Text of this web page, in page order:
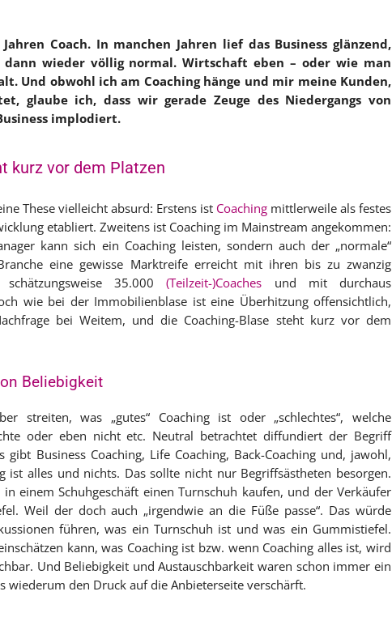
Coach. In manchen Jahren lief das Business glänzend,
dann wieder völlig normal. Wirtschaft eben – oder wie man
Und obwohl ich am Coaching hänge und mir meine Kunden,
glaube ich, dass wir gerade Zeuge des Niedergangs von
implodiert.
kurz vor dem Platzen
These vielleicht absurd: Erstens ist Coaching mittlerweile als festes
etabliert. Zweitens ist Coaching im Mainstream angekommen:
kann sich ein Coaching leisten, sondern auch der „normale“
eine gewisse Marktreife erreicht mit ihren bis zu zwanzig
schätzungsweise 35.000(Teilzeit-)Coaches und mit durchaus
wie bei der Immobilienblase ist eine Überhitzung offensichtlich,
bei Weitem, und die Coaching-Blase steht kurz vor dem
Beliebigkeit
streiten, was „gutes“ Coaching ist oder „schlechtes“, welche
oder eben nicht etc. Neutral betrachtet diffundiert der Begriff
gibt Business Coaching, Life Coaching, Back-Coaching und, jawohl,
ist alles und nichts. Das sollte nicht nur Begriffsästheten besorgen.
einem Schuhgeschäft einen Turnschuh kaufen, und der Verkäufer
Weil der doch auch „irgendwie an die Füße passe“. Das würde
führen, was ein Turnschuh ist und was ein Gummistiefel.
kann, was Coaching ist bzw. wenn Coaching alles ist, wird
Und Beliebigkeit und Austauschbarkeit waren schon immer ein
wiederum den Druck auf die Anbieterseite verschärft.